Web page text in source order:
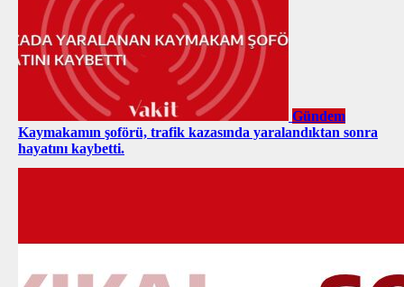
Gündem
Kaymakamın şoförü, trafik kazasında yaralandıktan sonra
hayatını kaybetti.